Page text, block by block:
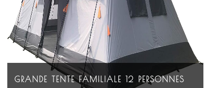
GRANDE TENTE FAMILIALE 12 PERSONNES